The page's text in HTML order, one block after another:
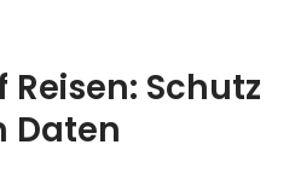
Schutz
Daten